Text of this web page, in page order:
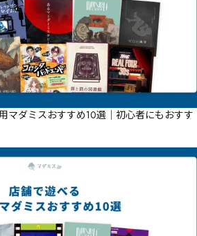
マダミスおすすめ10選｜初心者にもおすす